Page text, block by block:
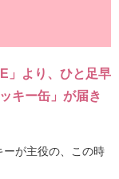
」より、ひと足早
キー缶」が届き
が主役の、この時